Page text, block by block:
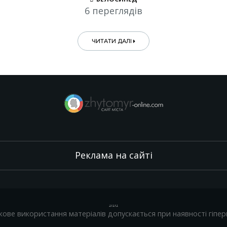
6 переглядів
ЧИТАТИ ДАЛІ
Реклама на сайті
.,.,.
використання матеріалів допускається при наявності